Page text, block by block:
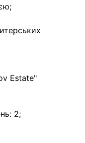
Estate"
2;